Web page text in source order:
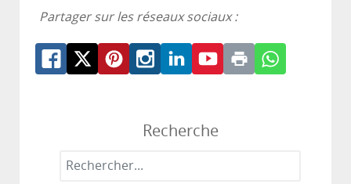
Partager sur les réseaux sociaux :
Recherche
Rechercher...